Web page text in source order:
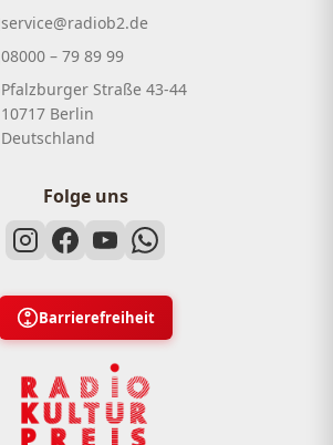
service@radiob2.de
08000 – 79 89 99
Pfalzburger Straße 43-44
10717 Berlin
Deutschland
Folge uns
Barrierefreiheit